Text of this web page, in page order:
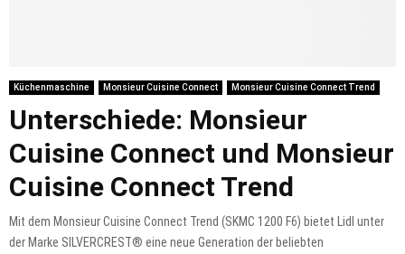
Küchenmaschine Monsieur Cuisine Connect Monsieur Cuisine Connect Trend
Unterschiede: Monsieur
Cuisine Connect und Monsieur
Cuisine Connect Trend
Mit dem Monsieur Cuisine Connect Trend (SKMC 1200 F6) bietet Lidl unter
der Marke SILVERCREST® eine neue Generation der beliebten